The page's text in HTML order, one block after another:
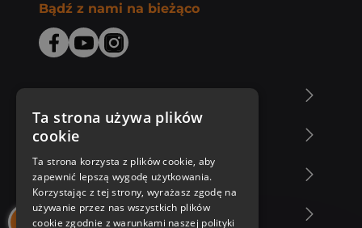
Bądź z nami na bieżąco
Zakupy u nas
Nasza oferta
Nasi autorzy
Ta strona używa plików
cookie
Ta strona korzysta z plików cookie, aby
zapewnić lepszą wygodę użytkowania.
Korzystając z tej strony, wyrażasz zgodę na
używanie przez nas wszystkich plików
cookie zgodnie z warunkami naszej polityki